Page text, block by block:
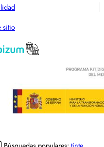
sitio